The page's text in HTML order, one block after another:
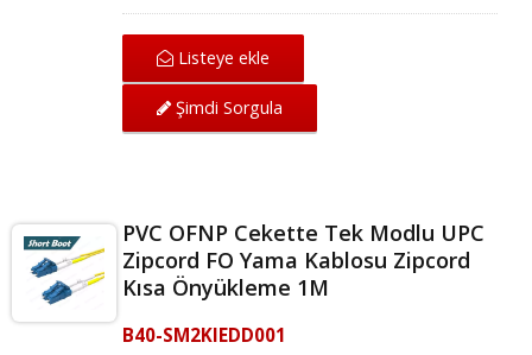
Mükemmel mekanik koruma sunan LC-LC tek
modlu yama kablosu, IEC ve ANSI/TIA
standartları altında ağ için mükemmel iletim
kalitesi sağlar. Fiber optik yama kablosu, yerel
alan ağı, fiber optik iletişim sistemi ve CATV
uygulamaları için fiber optik ekipmanlarla
Listeye ekle
Şimdi Sorgula
PVC OFNP Cekette Tek Modlu UPC
Zipcord FO Yama Kablosu Zipcord
Kısa Önyükleme 1M
B40-SM2KIEDD001